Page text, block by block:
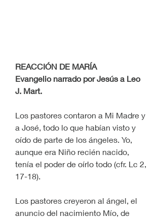
REACCIÓN DE MARÍA
Evangelio narrado por Jesús a Leo
J. Mart.
Los pastores contaron a Mi Madre y
a José, todo lo que habían visto y
oído de parte de los ángeles. Yo,
aunque era Niño recién nacido,
tenía el poder de oírlo todo (cfr. Lc 2,
17-18).
Los pastores creyeron al ángel, el
anuncio del nacimiento Mío, de